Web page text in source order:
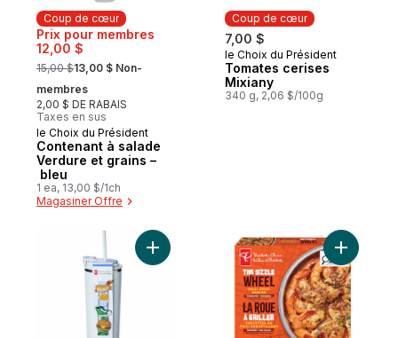
Coup de cœur
Prix pour membres
12,00 $
, formerly:
15,00 $13,00 $ Non-
membres
2,00 $ DE RABAIS
Taxes en sus
Coup de cœur
le Choix du Président
Contenant à salade
Verdure et grains –
bleu
1 ea, 13,00 $/1ch
Magasiner Offre
Coup de cœur
7,00 $
Coup de cœur
le Choix du Président
Tomates cerises
Mixiany
340 g, 2,06 $/100g
Ajouter Bouteille isotherme en acierAjouter